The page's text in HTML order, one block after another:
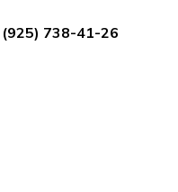
(925) 738-41-26